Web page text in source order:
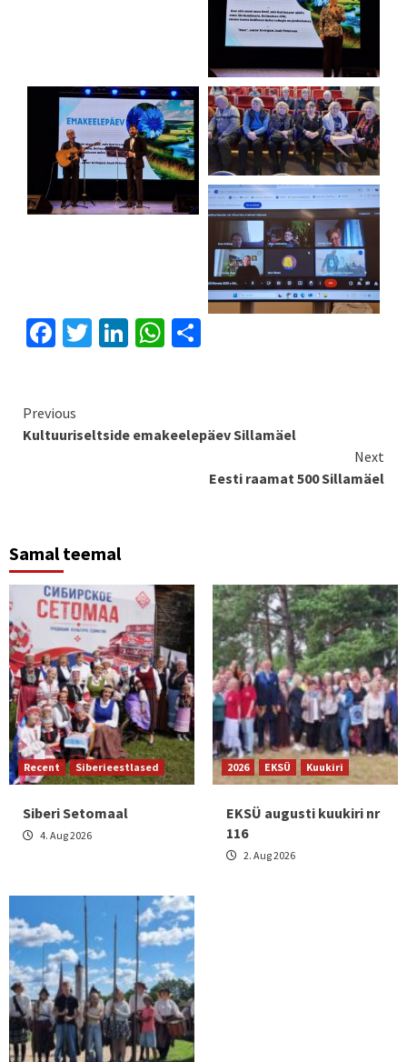
Facebook
Twitter
LinkedIn
WhatsApp
Continue
Reading
Previous
Kultuuriseltside emakeelepäev Sillamäel
Next
Eesti raamat 500 Sillamäel
Samal teemal
Recent Siberieestlased
Siberi Setomaal
4. Aug 2026
2026 EKSÜ Kuukiri
EKSÜ augusti kuukiri nr
116
2. Aug 2026